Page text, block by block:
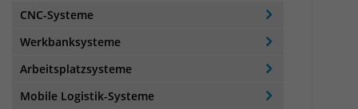
CNC-Systeme
Werkbanksysteme
Arbeitsplatzsysteme
Mobile Logistik-Systeme